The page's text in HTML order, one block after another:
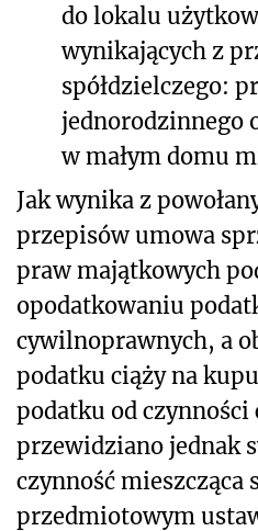
do lokalu
wynikających z
spółdzielczego:
jednorodzinnego
w małym domu
Jak wynika z
przepisów umowa
praw majątkowych
opodatkowaniu
cywilnoprawnych, a
podatku ciąży na
podatku od
przewidziano jednak
czynność mieszcząca
przedmiotowym